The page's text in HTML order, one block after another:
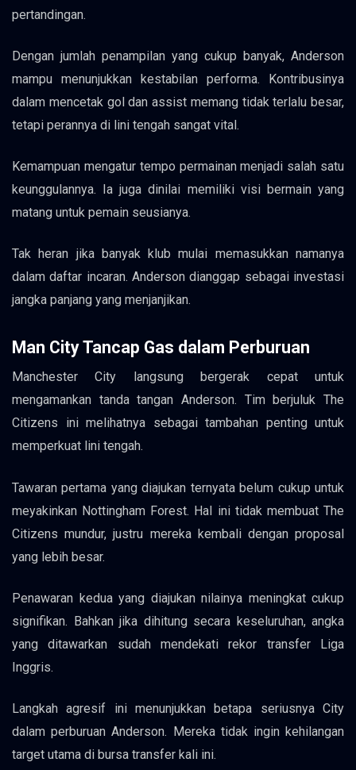
pertandingan.
Dengan jumlah penampilan yang cukup banyak, Anderson
mampu menunjukkan kestabilan performa. Kontribusinya
dalam mencetak gol dan assist memang tidak terlalu besar,
tetapi perannya di lini tengah sangat vital.
Kemampuan mengatur tempo permainan menjadi salah satu
keunggulannya. Ia juga dinilai memiliki visi bermain yang
matang untuk pemain seusianya.
Tak heran jika banyak klub mulai memasukkan namanya
dalam daftar incaran. Anderson dianggap sebagai investasi
jangka panjang yang menjanjikan.
Man City Tancap Gas dalam Perburuan
Manchester City langsung bergerak cepat untuk
mengamankan tanda tangan Anderson. Tim berjuluk The
Citizens ini melihatnya sebagai tambahan penting untuk
memperkuat lini tengah.
Tawaran pertama yang diajukan ternyata belum cukup untuk
meyakinkan Nottingham Forest. Hal ini tidak membuat The
Citizens mundur, justru mereka kembali dengan proposal
yang lebih besar.
Penawaran kedua yang diajukan nilainya meningkat cukup
signifikan. Bahkan jika dihitung secara keseluruhan, angka
yang ditawarkan sudah mendekati rekor transfer Liga
Inggris.
Langkah agresif ini menunjukkan betapa seriusnya City
dalam perburuan Anderson. Mereka tidak ingin kehilangan
target utama di bursa transfer kali ini.